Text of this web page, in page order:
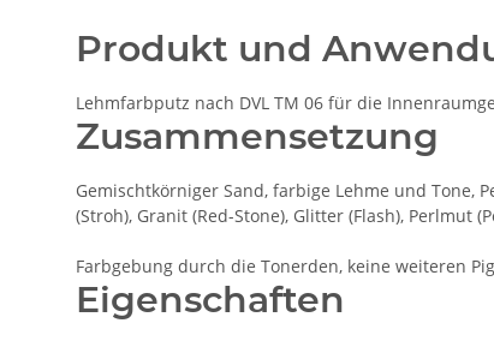
Produkt und
Lehmfarbputz nach DVL TM 06 für die
Zusammensetzung
Gemischtkörniger Sand, farbige Lehme und Tone,
(Stroh), Granit (Red-Stone), Glitter (Flash), Perlmut
Farbgebung durch die Tonerden, keine weiteren
Eigenschaften